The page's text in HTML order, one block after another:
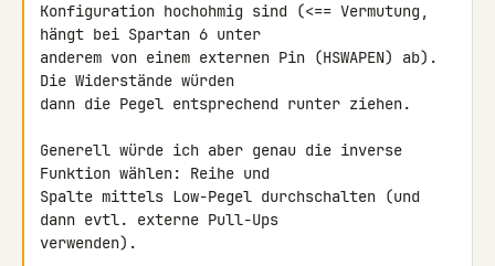
Konfiguration hochohmig sind (<== Vermutung,
hängt bei Spartan 6 unter
anderem von einem externen Pin (HSWAPEN) ab).
Die Widerstände würden
dann die Pegel entsprechend runter ziehen.
Generell würde ich aber genau die inverse
Funktion wählen: Reihe und
Spalte mittels Low-Pegel durchschalten (und
dann evtl. externe Pull-Ups
verwenden).